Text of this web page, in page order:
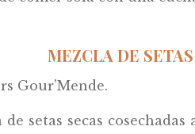
MEZCLA DE
Gour'Mende.
setas secas